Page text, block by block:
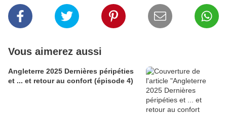
Vous aimerez aussi
Angleterre 2025 Dernières péripéties
et ... et retour au confort (épisode 4)